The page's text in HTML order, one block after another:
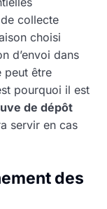
collecte
choisi
d’envoi dans
peut être
pourquoi il est
de dépôt
servir en cas
des